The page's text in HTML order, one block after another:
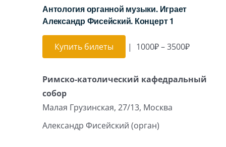
Антология органной музыки. Играет
Александр Фисейский. Концерт 1
Купить билеты | 1000₽ – 3500₽
Римско-католический кафедральный
собор
Малая Грузинская, 27/13, Москва
Александр Фисейский (орган)